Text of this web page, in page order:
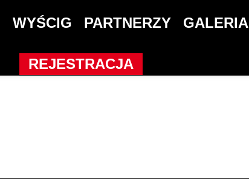
WYŚCIG PARTNERZY GALERIA
REJESTRACJA